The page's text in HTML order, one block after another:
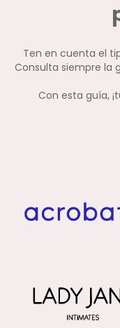
Ten en cuenta el
Consulta siempre la
Con esta guía,